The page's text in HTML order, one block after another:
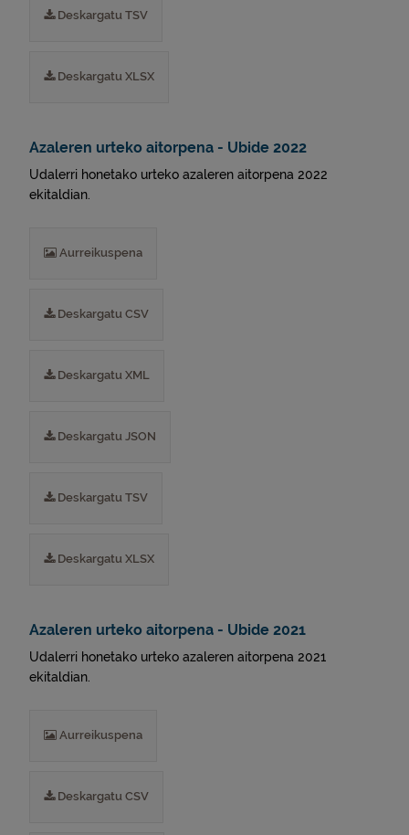
Deskargatu TSV
Deskargatu XLSX
Azaleren urteko aitorpena - Ubide 2022
Udalerri honetako urteko azaleren aitorpena 2022
ekitaldian.
Aurreikuspena
Deskargatu CSV
Deskargatu XML
Deskargatu JSON
Deskargatu TSV
Deskargatu XLSX
Azaleren urteko aitorpena - Ubide 2021
Udalerri honetako urteko azaleren aitorpena 2021
ekitaldian.
Aurreikuspena
Deskargatu CSV